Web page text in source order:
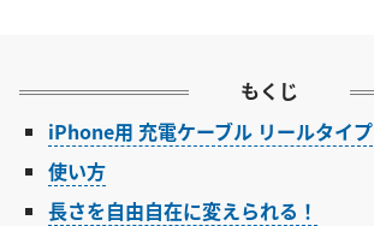
もくじ
iPhone用 充電ケーブル リールタイプ
使い方
長さを自由自在に変えられる！